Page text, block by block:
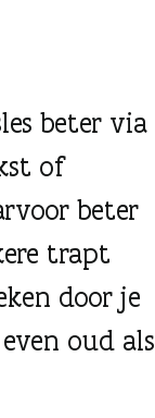
beter via
of
beter
trapt
door je
oud als